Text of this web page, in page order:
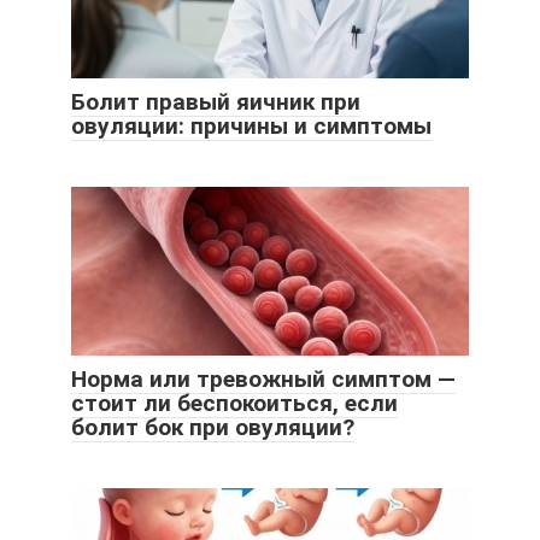
Болит правый яичник при
овуляции: причины и симптомы
Норма или тревожный симптом —
стоит ли беспокоиться, если
болит бок при овуляции?